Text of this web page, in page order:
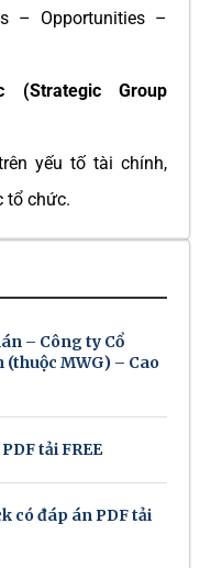
– Opportunities –
Group
yếu tố tài chính,
tổ chức.
– Công ty Cổ
MWG) – Cao
tải FREE
có đáp án PDF tải